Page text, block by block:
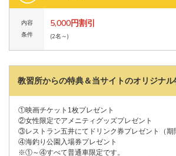
内容
条件
5,000円割引
(2名～)
教習所からの特典＆当サイトのオリジナ
①映画チケット1枚プレゼント
②女性限定でアメニティグッズプレゼント
③レストラン五井にてドリンク券プレゼント（期
④海釣り公園入場券プレゼント
※①～④すべて普通車限定です。